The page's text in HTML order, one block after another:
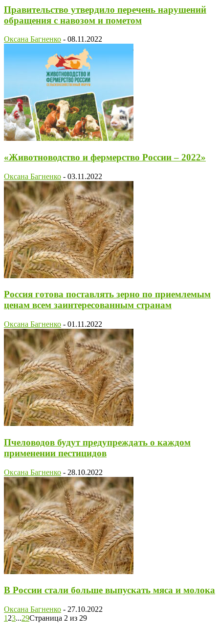
Правительство утвердило перечень нарушений
обращения с навозом и пометом
Оксана Багненко - 08.11.2022
«Животноводство и фермерство России – 2022»
Оксана Багненко - 03.11.2022
Россия готова поставлять зерно по приемлемым
ценам всем заинтересованным странам
Оксана Багненко - 01.11.2022
Пчеловодов будут предупреждать о каждом
применении пестицидов
Оксана Багненко - 28.10.2022
В России стали больше выпускать мяса и молока
Оксана Багненко - 27.10.2022
1 23...29Страница 2 из 29